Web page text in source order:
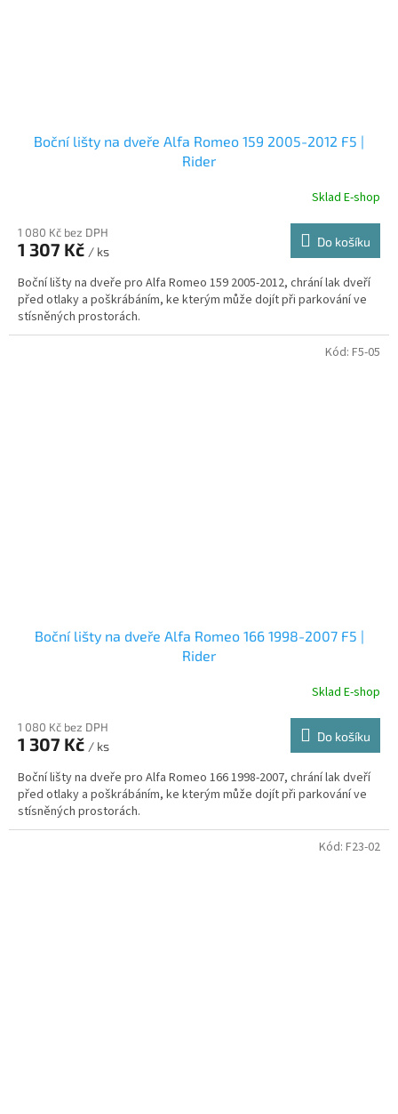
Boční lišty na dveře Alfa Romeo 159 2005-2012 F5 |
Rider
Sklad E-shop
1 080 Kč bez DPH
1 307 Kč / ks
Do košíku
Boční lišty na dveře pro Alfa Romeo 159 2005-2012, chrání lak dveří
před otlaky a poškrábáním, ke kterým může dojít při parkování ve
stísněných prostorách.
Boční lišty na dveře Alfa Romeo 166 1998-2007 F5 |
Rider
Sklad E-shop
1 080 Kč bez DPH
1 307 Kč / ks
Do košíku
Boční lišty na dveře pro Alfa Romeo 166 1998-2007, chrání lak dveří
před otlaky a poškrábáním, ke kterým může dojít při parkování ve
stísněných prostorách.
Kód: F5-05
Kód: F23-02